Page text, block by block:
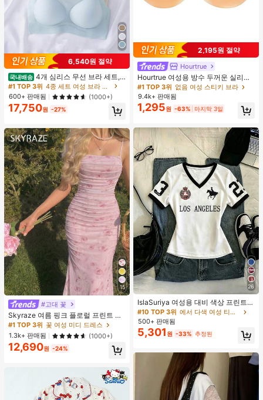
6,540원 절약
국내배송 4개 심리스 무선 브라 세트,
작은 가슴 보정, 초박형 통기성 아이스
실크 섹시 편안한 백리스 란제리 브라,
조절 가능
#1 TOP 3위
4종 세트 여성 브라 & 브랄렛
600+ 판매됨
(1000+)
17,750원 -27%
15
#고대 꽃
Skyraze 여름 핑크 플로럴 프린트 주
름 메쉬 캐미 롱 드레스, 여름 드레스,
봄 옷
#1 TOP 3위 꽃 여성 미디 드레스
1.3k+ 판매됨
(1000+)
12,690원 -24%
2,195원 절약
Hourtrue
Hourtrue 여성용 방수 두꺼운 실리콘
가슴 페탈, 작은 가슴 리프트업 & 푸시
인용, 웨딩 촬영 및 들러리용
#1 TOP 3위 없음 여성 스티키 브라
9.4k+ 판매됨
1,295원 -63% 마지막 3일
26
IslaSuriya 여성용 대비 색상 프린트 V
넥 슬림핏 반팔 티셔츠
#10 TOP 3위
에서 다색 여성 티셔츠
500+ 판매됨
5,301 원 -33% 추정된